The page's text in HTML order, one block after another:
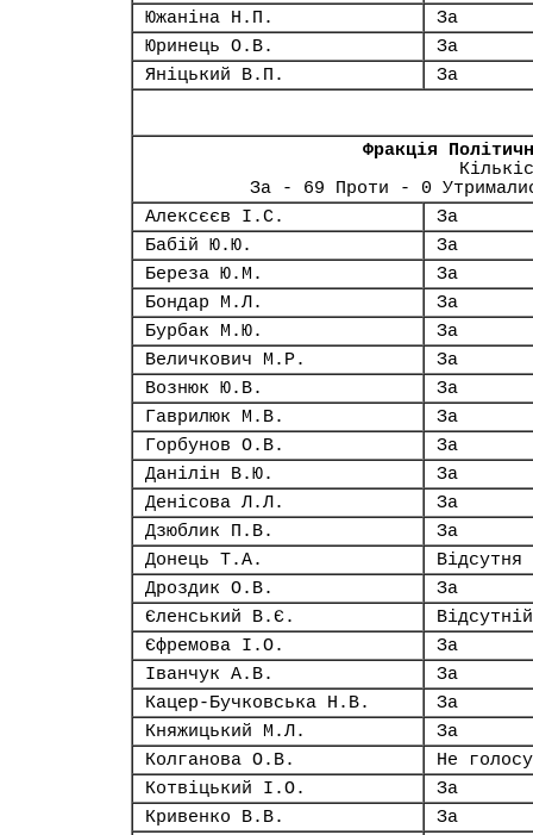
Южаніна Н.П.
За
Юринець О.В.
За
Яніцький В.П.
За
Фракція
За - 69 Проти - 0
Алексєєв І.С.
За
Бабій Ю.Ю.
За
Береза Ю.М.
За
Бондар М.Л.
За
Бурбак М.Ю.
За
Величкович М.Р.
За
Вознюк Ю.В.
За
Гаврилюк М.В.
За
Горбунов О.В.
За
Данілін В.Ю.
За
Денісова Л.Л.
За
Дзюблик П.В.
За
Донець Т.А.
Відсутня
Дроздик О.В.
За
Єленський В.Є.
Відсутній
Єфремова І.О.
За
Іванчук А.В.
За
Кацер-Бучковська Н.В.
За
Княжицький М.Л.
За
Колганова О.В.
Не
Котвіцький І.О.
За
Кривенко В.В.
За